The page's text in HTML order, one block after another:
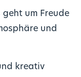
geht um Freude
und
kreativ